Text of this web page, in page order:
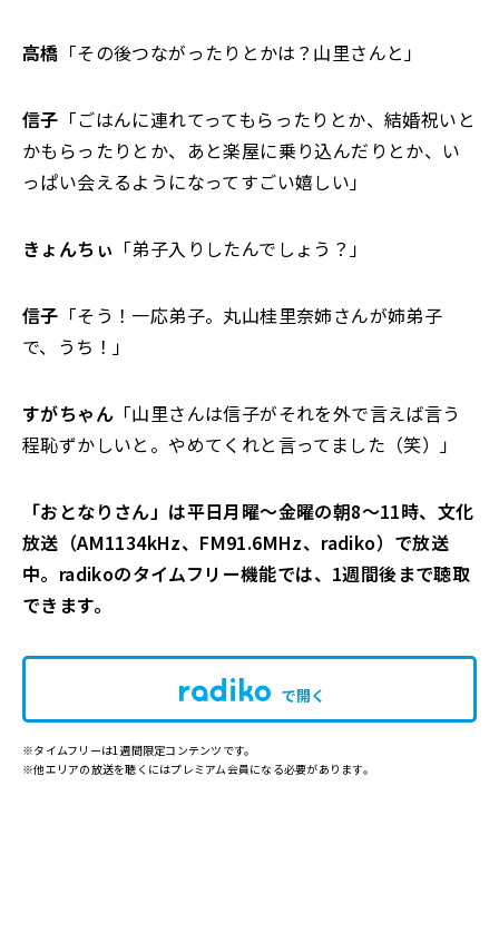
高橋 「その後つながったりとかは？山里さんと」
信子 「ごはんに連れてってもらったりとか、結婚祝いと
かもらったりとか、あと楽屋に乗り込んだりとか、い
っぱい会えるようになってすごい嬉しい」
きょんちぃ 「弟子入りしたんでしょう？」
信子 「そう！一応弟子。丸山桂里奈姉さんが姉弟子
で、うち！」
すがちゃん 「山里さんは信子がそれを外で言えば言う
程恥ずかしいと。やめてくれと言ってました（笑）」
「おとなりさん」は平日月曜～金曜の朝8～11時、文化
放送（AM1134kHz、FM91.6MHz、radiko）で放送
中。radikoのタイムフリー機能では、1週間後まで聴取
できます。
で開く
※タイムフリーは1週間限定コンテンツです。
※他エリアの放送を聴くにはプレミアム会員になる必要があります。